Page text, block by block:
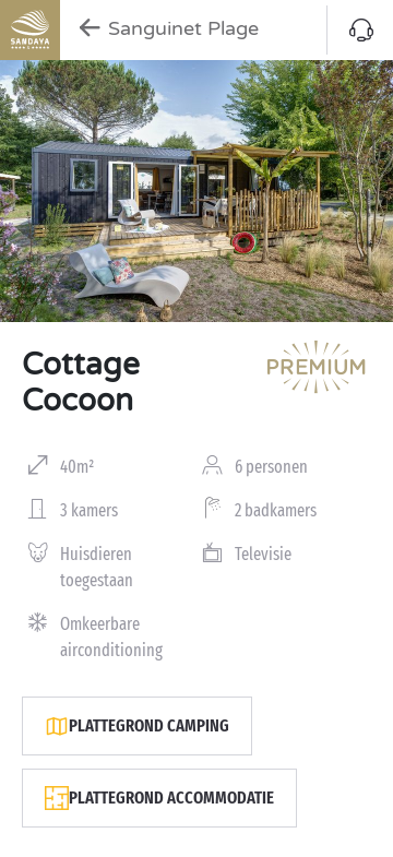
Sanguinet Plage
Cottage
Cocoon
40m² 6 personen
3 kamers 2 badkamers
Huisdieren
toegestaan
Televisie
Omkeerbare
airconditioning
PLATTEGROND CAMPING
PLATTEGROND ACCOMMODATIE